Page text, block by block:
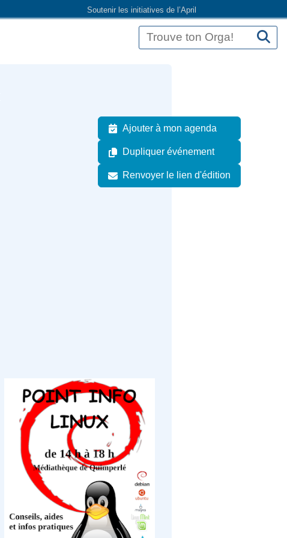
Soutenir les initiatives de l’April
Ajouter à mon agenda
Dupliquer événement
Renvoyer le lien d'édition